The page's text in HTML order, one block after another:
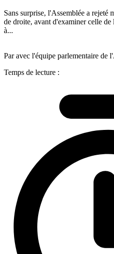
Sans surprise, l'Assemblée a rejeté
de droite, avant d'examiner celle de
à...
Par avec l'équipe parlementaire de
Temps de lecture :